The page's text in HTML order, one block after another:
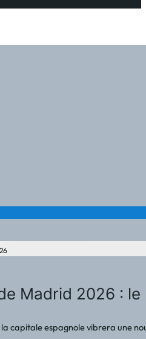
Madrid 2026 :
la capitale espagnole vibrera une